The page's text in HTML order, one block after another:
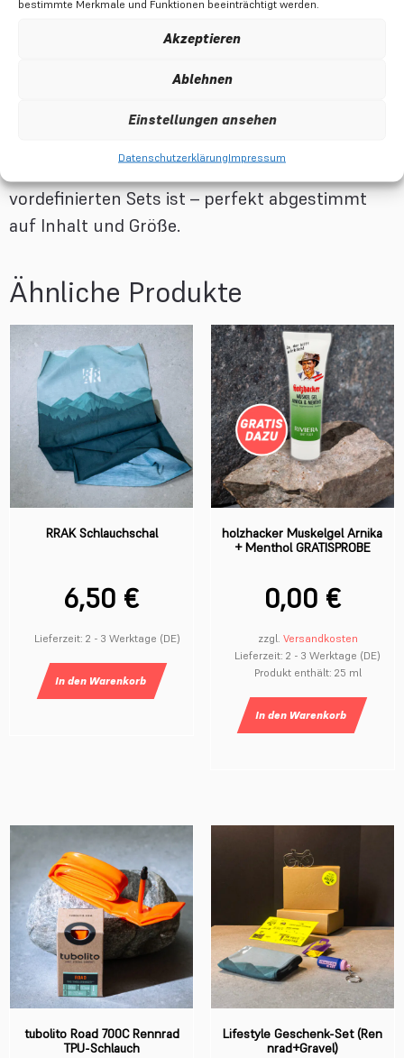
bestimmte Merkmale und Funktionen beeinträchtigt werden.
Akzeptieren
Ablehnen
Einstellungen ansehen
DatenschutzerklärungImpressum
Geburtstage, Saisonstart oder
Du findest diese Geschenkbox auch in unseren
vordefinierten Sets ist – perfekt abgestimmt
auf Inhalt und Größe.
Ähnliche Produkte
RRAK Schlauchschal
6,50 €
Lieferzeit: 2 - 3 Werktage (DE)
In den
Warenkorb
holzhacker Muskelgel Arnika
+ Menthol GRATISPROBE
0,00 €
zzgl. Versandkosten
Lieferzeit:2 - 3 Werktage (DE)
Produkt enthält: 25 ml
In den
Warenkorb
tubolito Road 700C Rennrad
TPU-Schlauch
Lifestyle Geschenk-Set (Ren
nrad+Gravel)